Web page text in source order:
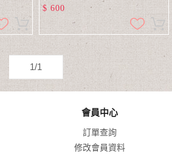
$ 600
1/1
會員中心
訂單查詢
修改會員資料